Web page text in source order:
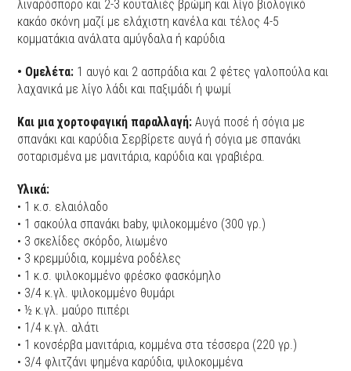
λιναρόσπορο και 2-3 κουταλιές βρώμη και λίγο βιολογικό
κακάο σκόνη μαζί με ελάχιστη κανέλα και τέλος 4-5
κομματάκια ανάλατα αμύγδαλα ή καρύδια
• Ομελέτα: 1 αυγό και 2 ασπράδια και 2 φέτες γαλοπούλα και
λαχανικά με λίγο λάδι και παξιμάδι ή ψωμί
Και μια χορτοφαγική παραλλαγή:Αυγά ποσέ ή σόγια με
σπανάκι και καρύδια Σερβίρετε αυγά ή σόγια με σπανάκι
σοταρισμένα με μανιτάρια, καρύδια και γραβιέρα.
Υλικά:
• 1 κ.σ. ελαιόλαδο
• 1 σακούλα σπανάκι baby, ψιλοκομμένο (300 γρ.)
• 3 σκελίδες σκόρδο, λιωμένο
• 3 κρεμμύδια, κομμένα ροδέλες
• 1 κ.σ. ψιλοκομμένο φρέσκο φασκόμηλο
• 3/4 κ.γλ. ψιλοκομμένο θυμάρι
• ½ κ.γλ. μαύρο πιπέρι
• 1/4 κ.γλ. αλάτι
• 1 κονσέρβα μανιτάρια, κομμένα στα τέσσερα (220 γρ.)
• 3/4 φλιτζάνι ψημένα καρύδια, ψιλοκομμένα